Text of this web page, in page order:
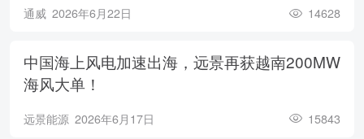
通威 2026年6月22日 14628
中国海上风电加速出海，远景再获越南200MW
海风大单！
远景能源 2026年6月17日 15843